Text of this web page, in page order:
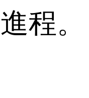
程。